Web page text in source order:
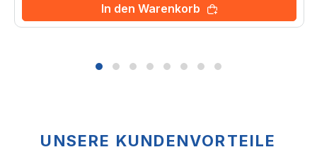
In den Warenkorb
UNSERE KUNDENVORTEILE